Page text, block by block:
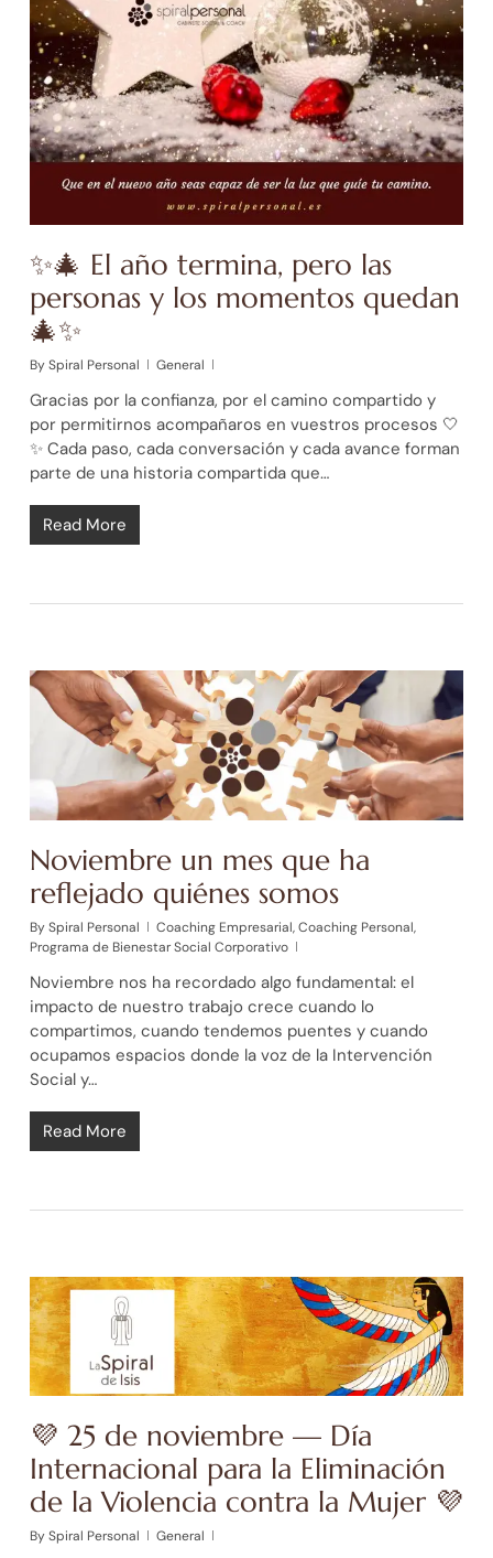
✨🎄 El año termina, pero las
personas y los momentos quedan
🎄✨
BySpiral Personal General
Gracias por la confianza, por el camino compartido y
por permitirnos acompañaros en vuestros procesos 🤍
✨ Cada paso, cada conversación y cada avance forman
parte de una historia compartida que…
Read More
Noviembre un mes que ha
reflejado quiénes somos
BySpiral Personal Coaching Empresarial,Coaching Personal,
Programa de Bienestar Social Corporativo
Noviembre nos ha recordado algo fundamental: el
impacto de nuestro trabajo crece cuando lo
compartimos, cuando tendemos puentes y cuando
ocupamos espacios donde la voz de la Intervención
Social y…
Read More
💜 25 de noviembre — Día
Internacional para la Eliminación
de la Violencia contra la Mujer 💜
BySpiral Personal General